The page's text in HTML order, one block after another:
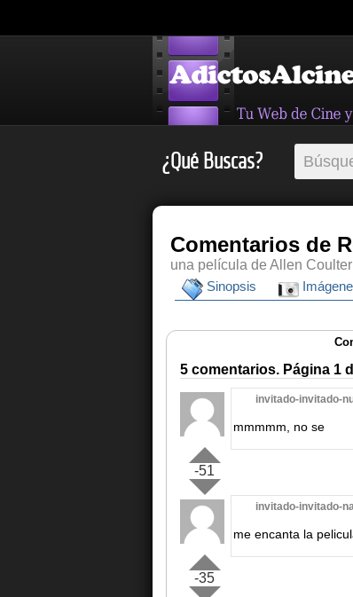
¿Qué Buscas?
Comentarios de
una película de Allen Coulter
Sinopsis
5 comentarios. Página 1
-51
invitado-invitado-
mmmmm, no se
-35
invitado-invitado-
me encanta la